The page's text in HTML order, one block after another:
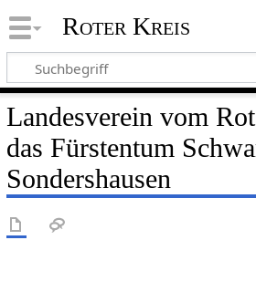
Roter Kreis
Landesverein vom
das Fürstentum
Sondershausen